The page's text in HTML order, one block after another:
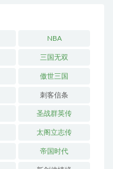
NBA
三国无双
傲世三国
刺客信条
圣战群英传
太阁立志传
帝国时代